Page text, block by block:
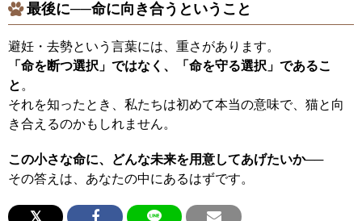
最後に──命に向き合うということ
避妊・去勢という言葉には、重さがあります。
「命を断つ選択」ではなく、「命を守る選択」であるこ
と 。
それを知ったとき、私たちは初めて本当の意味で、猫と向
き合えるのかもしれません。
この小さな命に、どんな未来を用意してあげたいか──
その答えは、あなたの中にあるはずです。